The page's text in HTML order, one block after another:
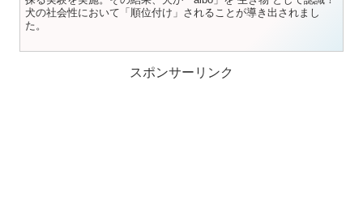
犬の社会性において「順位付け」されることが導き出されまし
た。
スポンサーリンク